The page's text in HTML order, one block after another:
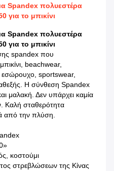
Spandex πολυεστέρα
για το μπικίνι
Spandex πολυεστέρα
για το μπικίνι
spandex που
beachwear,
εσώρουχο, sportswear,
Η σύνθεση Spandex
μαλακή. Δεν υπάρχει καμία
Καλή σταθερότητα
από την πλύση.
κοστούμι
στρεβλώσεων της Κίνας